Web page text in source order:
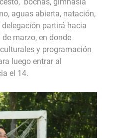
aguas abierta, natación,
partirá hacia
marzo, en donde
y programación
luego entrar al
el 14.